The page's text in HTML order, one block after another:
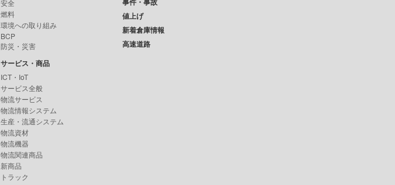
安全
燃料
環境への取り組み
BCP
防災・災害
サービス・商品
ICT・IoT
サービス全般
物流サービス
物流情報システム
生産・流通システム
物流資材
物流機器
物流関連商品
新商品
トラック
値上げ
新着倉庫情報
高速道路